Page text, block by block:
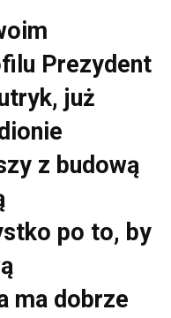
Prezydent
już
z budową
po to, by
ma dobrze